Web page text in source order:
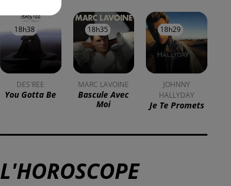
18h38
18h38
DES'REE
You Gotta Be
18h35
18h35
MARC LAVOINE
Bascule Avec
Moi
18h29
18h29
JOHNNY
HALLYDAY
Je Te Promets
L'HOROSCOPE